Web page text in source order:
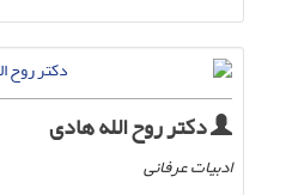
دکتر روح الله هادی
ادبیات عرفانی